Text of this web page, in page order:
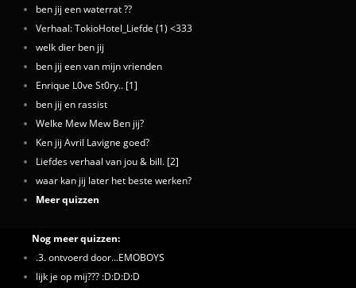
ben jij een waterrat ??
Verhaal: TokioHotel_Liefde (1) <333
welk dier ben jij
ben jij een van mijn vrienden
Enrique L0ve St0ry.. [1]
ben jij en rassist
Welke Mew Mew Ben jij?
Ken jij Avril Lavigne goed?
Liefdes verhaal van jou & bill. [2]
waar kan jij later het beste werken?
Meer quizzen
Nog meer quizzen:
.3. ontvoerd door...EMOBOYS
lijk je op mij??? :D:D:D:D